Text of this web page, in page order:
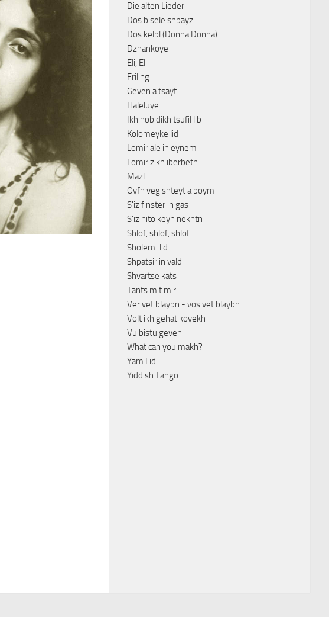
Die alten Lieder
Dos bisele shpayz
Dos kelbl (Donna Donna)
Dzhankoye
Eli, Eli
Friling
Geven a tsayt
Haleluye
Ikh hob dikh tsufil lib
Kolomeyke lid
Lomir ale in eynem
Lomir zikh iberbetn
Mazl
Oyfn veg shteyt a boym
S'iz finster in gas
S'iz nito keyn nekhtn
Shlof, shlof, shlof
Sholem-lid
Shpatsir in vald
Shvartse kats
Tants mit mir
Ver vet blaybn - vos vet blaybn
Volt ikh gehat koyekh
Vu bistu geven
What can you makh?
Yam Lid
Yiddish Tango